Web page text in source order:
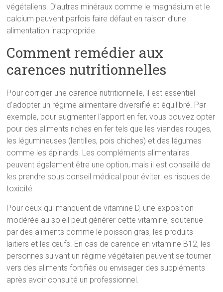
végétaliens. D’autres minéraux comme le magnésium et le
calcium peuvent parfois faire défaut en raison d’une
alimentation inappropriée.
Comment remédier aux
carences nutritionnelles
Pour corriger une carence nutritionnelle, il est essentiel
d’adopter un régime alimentaire diversifié et équilibré. Par
exemple, pour augmenter l’apport en fer, vous pouvez opter
pour des aliments riches en fer tels que les viandes rouges,
les légumineuses (lentilles, pois chiches) et des légumes
comme les épinards. Les compléments alimentaires
peuvent également être une option, mais il est conseillé de
les prendre sous conseil médical pour éviter les risques de
toxicité.
Pour ceux qui manquent de vitamine D, une exposition
modérée au soleil peut générer cette vitamine, soutenue
par des aliments comme le poisson gras, les produits
laitiers et les œufs. En cas de carence en vitamine B12, les
personnes suivant un régime végétalien peuvent se tourner
vers des aliments fortifiés ou envisager des suppléments
après avoir consulté un professionnel.